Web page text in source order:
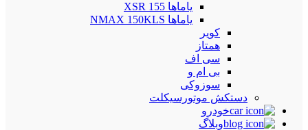
یاماها XSR 155
یاماها NMAX 150KLS
کویر
همتاز
سی اف
بی ام و
سوزوکی
دستکش موتورسیکلت
خودرو
وبلاگ